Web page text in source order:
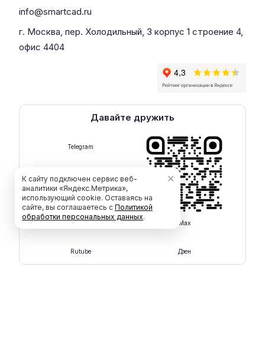
info@smartcad.ru
г. Москва, пер. Холодильный, 3 корпус 1 строение 4,
офис 4404
Давайте дружить
Telegram
Max
Rutube Дзен
К сайту подключен сервис веб-
аналитики «Яндекс.Метрика»,
использующий cookie. Оставаясь на
сайте, вы соглашаетесь с Политикой
обработки персональных данных.
✕